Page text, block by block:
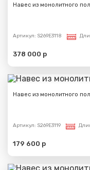
Навес из монолитного
Артикул: S269E3118
378 000 р
Навес из монолитного
Артикул: S269E3119
179 600 р